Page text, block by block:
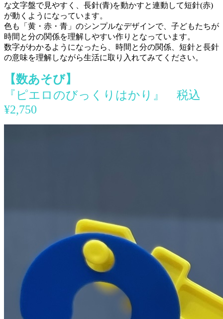
な文字盤で見やすく、長針(青)を動かすと連動して短針(赤)
が動くようになっています。
色も「黄・赤・青」のシンプルなデザインで、子どもたちが
時間と分の関係を理解しやすい作りとなっています。
数字がわかるようになったら、時間と分の関係、短針と長針
の意味を理解しながら生活に取り入れてみてください。
【数あそび】
『ピエロのびっくりはかり』 税込
¥2,750